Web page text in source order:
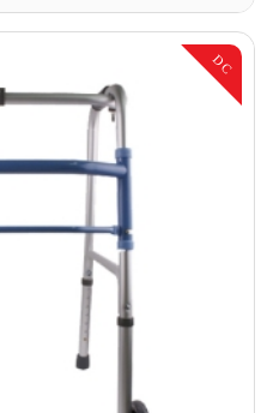
DC